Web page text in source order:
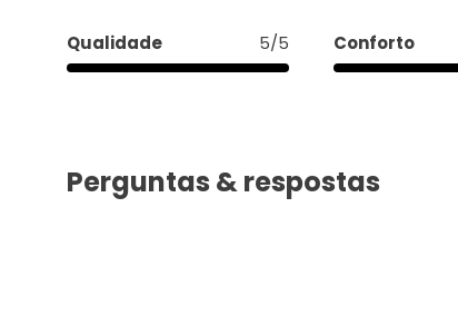
Qualidade 5/5 Conforto
Perguntas & respostas